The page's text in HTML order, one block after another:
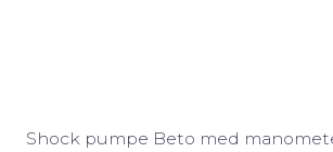
Shock pumpe Beto med